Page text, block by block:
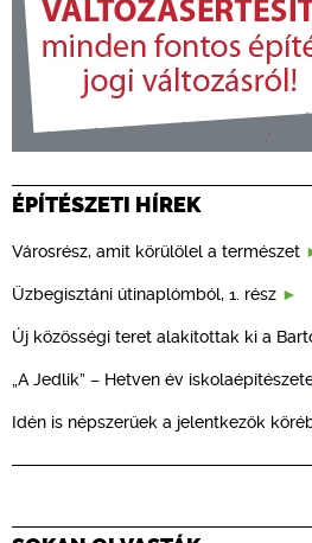
ÉPÍTÉSZETI HÍREK
Városrész, amit körülölel a természet
Üzbegisztáni útinaplómból, 1. rész
Új közösségi teret alakítottak ki a
„A Jedlik” – Hetven év
Idén is népszerűek a jelentkezők